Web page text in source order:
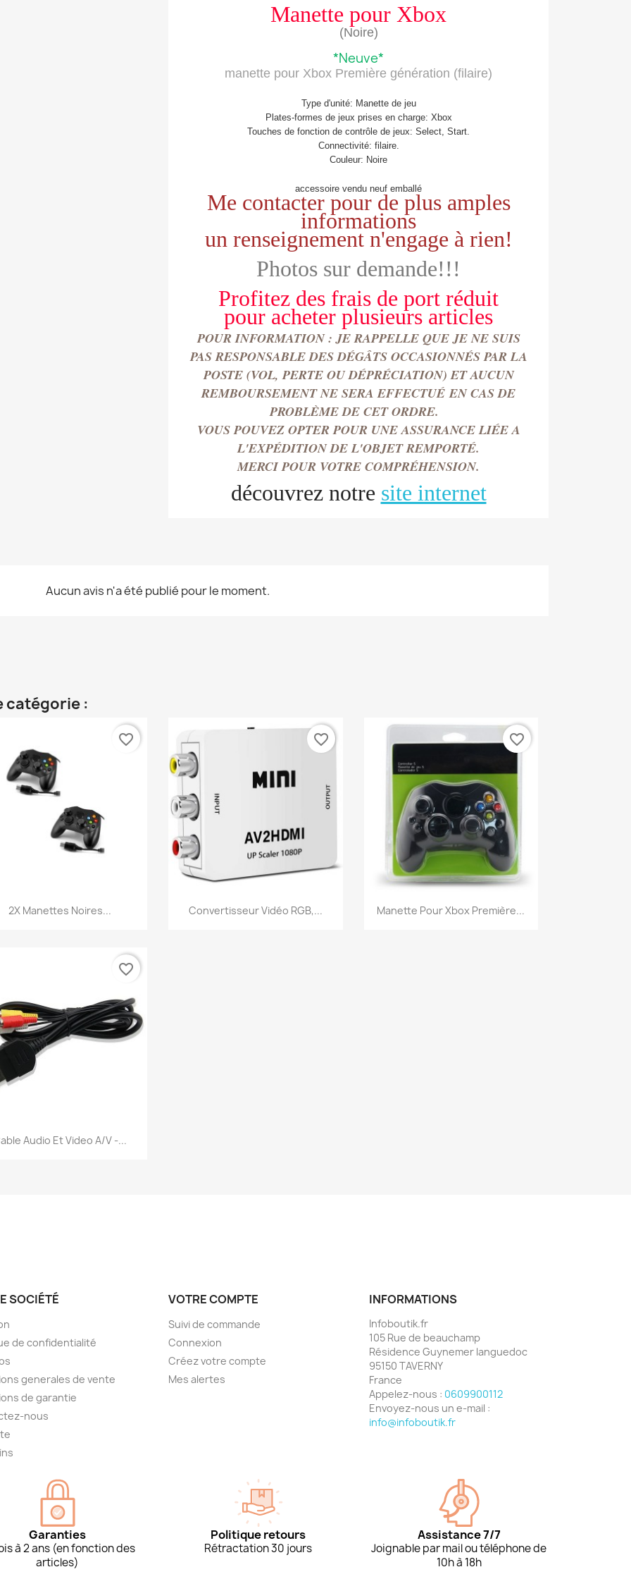
Manette pour Xbox
(Noire)
*Neuve*
manette pour Xbox Première génération (filaire)
Type d'unité: Manette de jeu
Plates-formes de jeux prises en charge: Xbox
Touches de fonction de contrôle de jeux: Select, Start.
Connectivité: filaire.
Couleur: Noire
accessoire vendu neuf emballé
Me contacter pour de plus amples
informations
un renseignement n'engage à rien!
Photos sur demande!!!
Profitez des frais de port réduit
pour acheter plusieurs articles
POUR INFORMATION : JE RAPPELLE QUE JE NE SUIS
PAS RESPONSABLE DES DÉGÂTS OCCASIONNÉS PAR LA
POSTE (VOL, PERTE OU DÉPRÉCIATION) ET AUCUN
REMBOURSEMENT NE SERA EFFECTUÉ EN CAS DE
PROBLÈME DE CET ORDRE.
VOUS POUVEZ OPTER POUR UNE ASSURANCE LIÉE A
L'EXPÉDITION DE L'OBJET REMPORTÉ.
MERCI POUR VOTRE COMPRÉHENSION.
découvrez notre site internet
Aucun avis n'a été publié pour le moment.
catégorie :
Aperçu rapide
2X Manettes Noires...
favorite_border
Aperçu rapide
Convertisseur Vidéo RGB,...
favorite_border
 Aperçu rapide
Manette Pour Xbox Première...
favorite_border
Aperçu rapide
Audio Et Video A/V -...
favorite_border
SOCIÉTÉ
de confidentialité
generales de vente
de garantie
nous
VOTRE COMPTE
Suivi de commande
Connexion
Créez votre compte
Mes alertes
INFORMATIONS
Infoboutik.fr
105 Rue de beauchamp
Résidence Guynemer languedoc
95150 TAVERNY
France
Appelez-nous : 0609900112
Envoyez-nous un e-mail :
info@infoboutik.fr
Garanties
à 2 ans (en fonction des
articles)
Politique retours
Rétractation 30 jours
Assistance 7/7
Joignable par mail ou téléphone de
10h à 18h